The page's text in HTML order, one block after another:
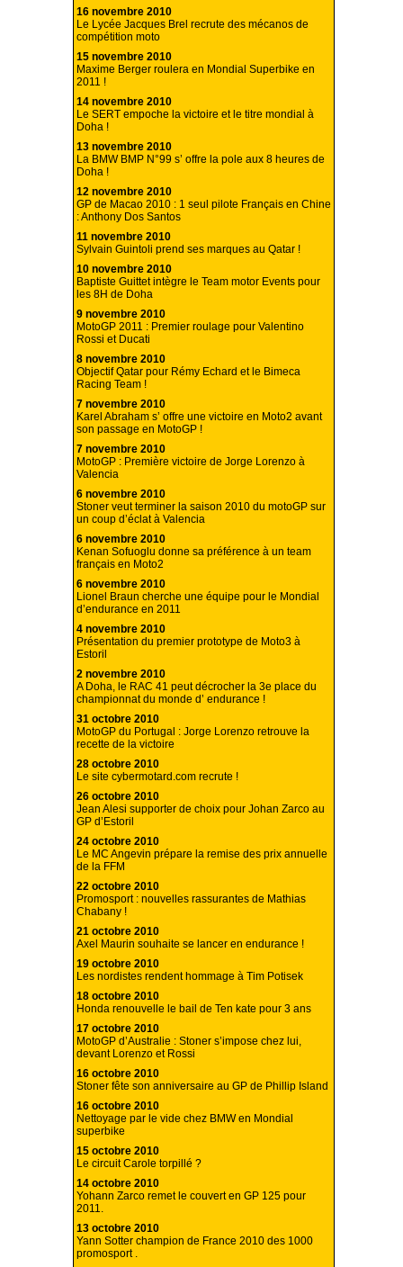
16 novembre 2010
Le Lycée Jacques Brel recrute des mécanos de
compétition moto
15 novembre 2010
Maxime Berger roulera en Mondial Superbike en
2011 !
14 novembre 2010
Le SERT empoche la victoire et le titre mondial à
Doha !
13 novembre 2010
La BMW BMP N°99 s’ offre la pole aux 8 heures de
Doha !
12 novembre 2010
GP de Macao 2010 : 1 seul pilote Français en Chine
: Anthony Dos Santos
11 novembre 2010
Sylvain Guintoli prend ses marques au Qatar !
10 novembre 2010
Baptiste Guittet intègre le Team motor Events pour
les 8H de Doha
9 novembre 2010
MotoGP 2011 : Premier roulage pour Valentino
Rossi et Ducati
8 novembre 2010
Objectif Qatar pour Rémy Echard et le Bimeca
Racing Team !
7 novembre 2010
Karel Abraham s’ offre une victoire en Moto2 avant
son passage en MotoGP !
7 novembre 2010
MotoGP : Première victoire de Jorge Lorenzo à
Valencia
6 novembre 2010
Stoner veut terminer la saison 2010 du motoGP sur
un coup d’éclat à Valencia
6 novembre 2010
Kenan Sofuoglu donne sa préférence à un team
français en Moto2
6 novembre 2010
Lionel Braun cherche une équipe pour le Mondial
d’endurance en 2011
4 novembre 2010
Présentation du premier prototype de Moto3 à
Estoril
2 novembre 2010
A Doha, le RAC 41 peut décrocher la 3e place du
championnat du monde d’ endurance !
31 octobre 2010
MotoGP du Portugal : Jorge Lorenzo retrouve la
recette de la victoire
28 octobre 2010
Le site cybermotard.com recrute !
26 octobre 2010
Jean Alesi supporter de choix pour Johan Zarco au
GP d’Estoril
24 octobre 2010
Le MC Angevin prépare la remise des prix annuelle
de la FFM
22 octobre 2010
Promosport : nouvelles rassurantes de Mathias
Chabany !
21 octobre 2010
Axel Maurin souhaite se lancer en endurance !
19 octobre 2010
Les nordistes rendent hommage à Tim Potisek
18 octobre 2010
Honda renouvelle le bail de Ten kate pour 3 ans
17 octobre 2010
MotoGP d’Australie : Stoner s’impose chez lui,
devant Lorenzo et Rossi
16 octobre 2010
Stoner fête son anniversaire au GP de Phillip Island
16 octobre 2010
Nettoyage par le vide chez BMW en Mondial
superbike
15 octobre 2010
Le circuit Carole torpillé ?
14 octobre 2010
Yohann Zarco remet le couvert en GP 125 pour
2011.
13 octobre 2010
Yann Sotter champion de France 2010 des 1000
promosport .